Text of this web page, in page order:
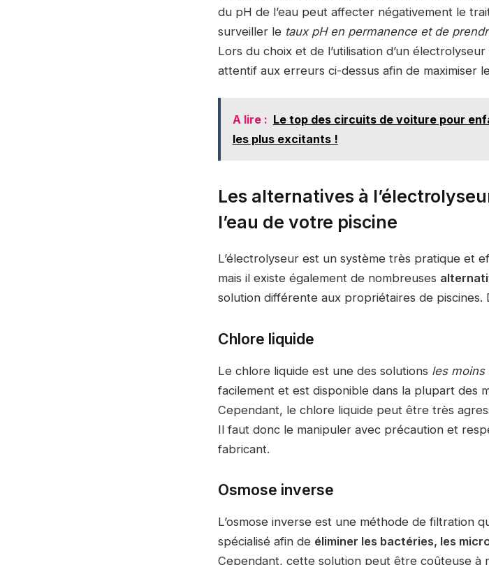
du pH de l’eau peut affecter négativement le
surveiller le taux pH en permanence et de
Lors du choix et de l’utilisation d’un
attentif aux erreurs ci-dessus afin de maximiser
A lire : Le top des circuits de voiture pour
les plus excitants !
Les alternatives à
l’eau de votre piscine
L’électrolyseur est un système très pratique et
mais il existe également de nombreuses
solution différente aux propriétaires de piscines.
Chlore liquide
Le chlore liquide est une des solutions les moins
facilement et est disponible dans la plupart des
Cependant, le chlore liquide peut être très
Il faut donc le manipuler avec précaution et
fabricant.
Osmose inverse
L’osmose inverse est une méthode de filtration
spécialisé afin de éliminer les bactéries, les
Cependant, cette solution peut être coûteuse